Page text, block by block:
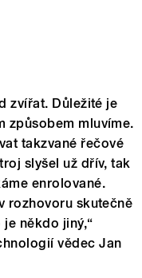
zvířat. Důležité je
způsobem mluvíme.
takzvané řečové
slyšel už dřív, tak
enrolované.
rozhovoru skutečně
někdo jiný,“
vědec Jan